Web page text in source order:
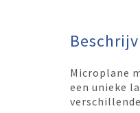
Microplane
een unieke